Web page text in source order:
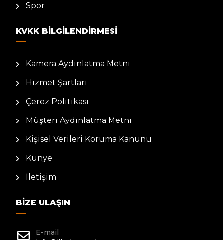
Spor
KVKK BILGILENDIRMESI
Kamera Aydınlatma Metni
Hizmet Şartları
Çerez Politikası
Müşteri Aydınlatma Metni
Kişisel Verileri Koruma Kanunu
Künye
İletişim
BIZE ULAŞIN
E-mail